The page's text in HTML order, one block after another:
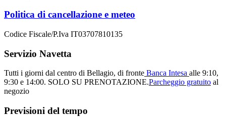
Politica di cancellazione e meteo
Codice Fiscale/P.Iva IT03707810135
Servizio Navetta
Tutti i giorni dal centro di Bellagio, di fronte Banca Intesa alle 9:10,
9:30 e 14:00. SOLO SU PRENOTAZIONE.Parcheggio gratuito al
negozio
Previsioni del tempo